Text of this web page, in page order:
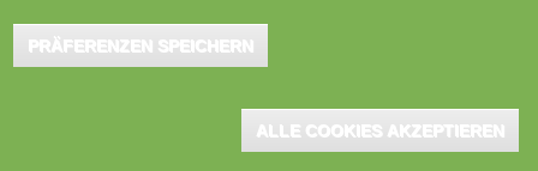
PVorgaben des AI Acts, der
München, August 2026 –
Coursera investiert 100
gegründete KI-Unternehmen
PRÄFERENZEN SPEICHERN
ALLE COOKIES AKZEPTIEREN